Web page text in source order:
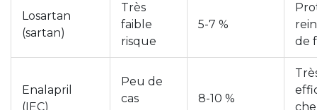
Losartan
(sartan)
Très
faible
risque
5-7 %
de
Enalapril
(IEC)
Peu de
cas
8-10 %